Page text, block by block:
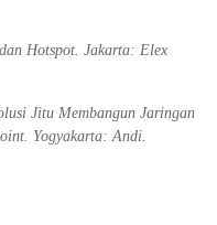
Hotspot. Jakarta: Elex
Jitu Membangun Jaringan
Yogyakarta: Andi.